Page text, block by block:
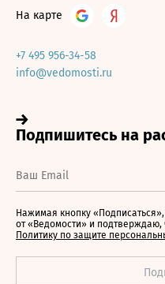
На карте
+7 495 956-34-58
info@vedomosti.ru
Нажимая кнопку
от «Ведомости» и
Политику по защите